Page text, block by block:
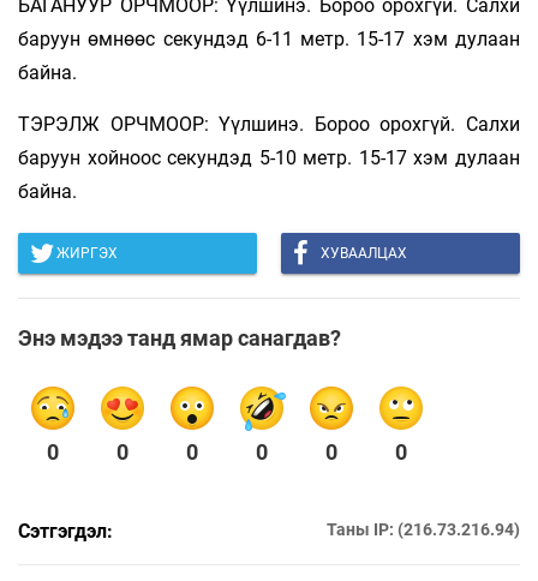
БАГАНУУР ОРЧМООР: Үүлшинэ. Бороо орохгүй. Салхи
баруун өмнөөс секундэд 6-11 метр. 15-17 хэм дулаан
байна.
ТЭРЭЛЖ ОРЧМООР: Үүлшинэ. Бороо орохгүй. Салхи
баруун хойноос секундэд 5-10 метр. 15-17 хэм дулаан
байна.
ЖИРГЭХ ХУВААЛЦАХ
Энэ мэдээ танд ямар санагдав?
0 0 0 0 0 0
Сэтгэгдэл: Таны IP: (216.73.216.94)